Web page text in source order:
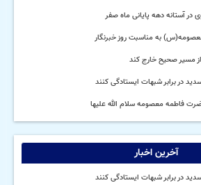
در آستانه دهه پایانی ماه صفر
به مناسبت روز خبرنگار
مسیر صحیح خارج کند
در برابر شبهات ایستادگی کنند
فاطمه معصومه سلام الله علیها
آخرین اخبار
در برابر شبهات ایستادگی کنند